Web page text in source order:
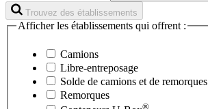
Trouvez des établissements
Afficher les établissements qui offrent :
Camions
Libre-entreposage
Solde de camions et de remorques
Remorques
®